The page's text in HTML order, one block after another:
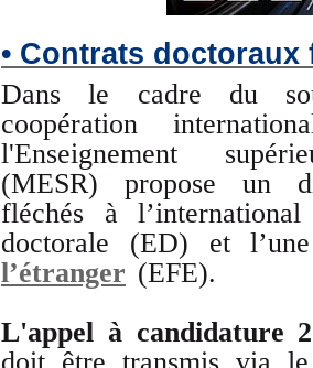
• Contrats doctoraux
Dans le cadre du
coopération
l'Enseignement
(MESR) propose un
fléchés à
doctorale (ED) et
l’étranger (EFE).
L'appel à candidature